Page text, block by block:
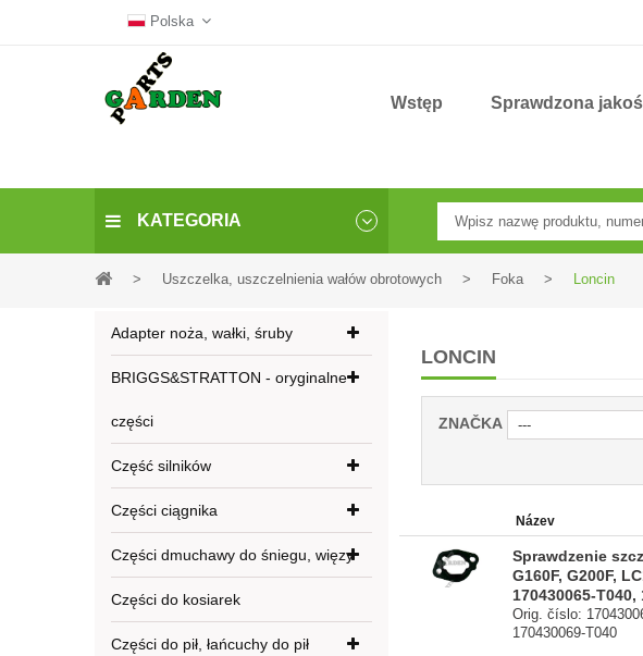
Polska
Wstęp Sprawdzona
KATEGORIA
> Uszczelka, uszczelnienia wałów obrotowych > Foka > Loncin
Adapter noża, wałki, śruby
BRIGGS&STRATTON - oryginalne
części
Część silników
Części ciągnika
Części dmuchawy do śniegu, więzy
Części do kosiarek
Części do pił, łańcuchy do pił
LONCIN
ZNAČKA
Název
Sprawdzenie
G160F, G200F,
170430065-T040,
Orig. číslo:
170430069-T040